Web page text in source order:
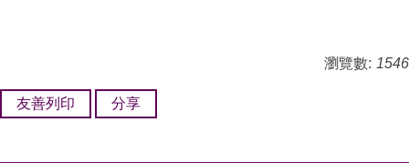
瀏覽數: 1546
友善列印 分享